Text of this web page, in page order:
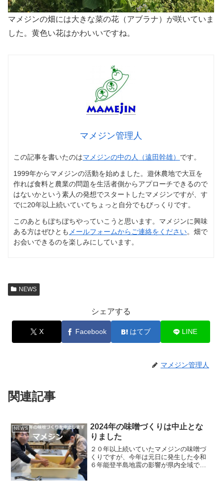
マメジンの畑には大きな菜の花（アブラナ）が咲いていま
した。黄色い花はかわいいですね。
マメジン管理人
この記事を書いたのはマメジンの中の人（遠田幹雄） です。
1999年からマメジンの活動を始めました。遊休農地で大豆を
作れば食料と農業の問題を生活者側からアプローチできるので
はないかという素人の発想でスタートしたマメジンですが、す
でに20年以上続いていてちょっと自分でもびっくりです。
このあともぼちぼちやっていこうと思います。マメジンに興味
ある方はぜひとも メールフォームからご連絡をください。畑で
お会いできるのを楽しみにしています。
NEWS
シェアする
X Facebook はてブ LINE
マメジン管理人
関連記事
NEWS
2024年の味噌づくりは中止とな
りました
２０年以上続いていたマメジンの味噌づ
くりですが、今年は元日に発生した令和
６年能登半島地震の影響が県内全域で大